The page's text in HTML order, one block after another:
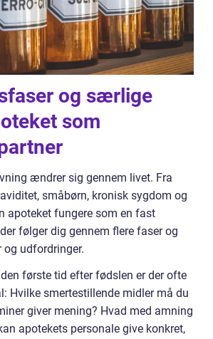
og særlige
som
ændrer sig gennem livet. Fra
småbørn, kronisk sygdom og
apoteket fungere som en fast
følger dig gennem flere faser og
og udfordringer.
første tid efter fødslen er der ofte
Hvilke smertestillende midler må du
giver mening? Hvad med amning
apotekets personale give konkret,